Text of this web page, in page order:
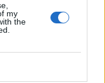
my
the